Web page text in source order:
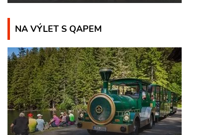
NA VÝLET S QAPEM